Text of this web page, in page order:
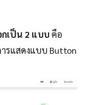
เป็น 2 แบบ คือ
รแสดงแบบ Button